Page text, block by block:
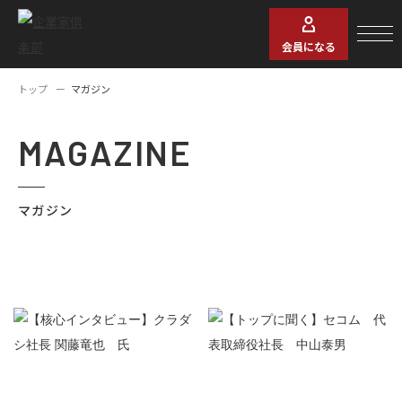
会員になる
トップ マガジン
MAGAZINE
マガジン